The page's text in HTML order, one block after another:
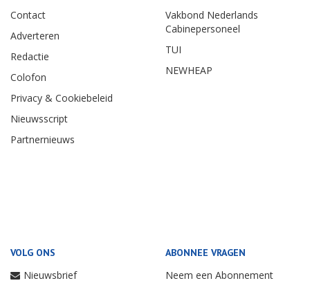
Contact
Adverteren
Redactie
Colofon
Privacy & Cookiebeleid
Nieuwsscript
Partnernieuws
Vakbond Nederlands
Cabinepersoneel
TUI
NEWHEAP
VOLG ONS
Nieuwsbrief
ABONNEE VRAGEN
Neem een Abonnement